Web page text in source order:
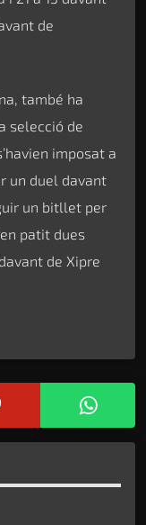
de
també ha
selecció de
imposat a
un duel davant
un bitllet per
patit dues
de Xipre